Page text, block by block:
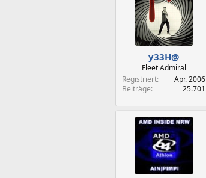
y33H@
Fleet Admiral
Registriert
Apr. 2006
Beiträge
25.701